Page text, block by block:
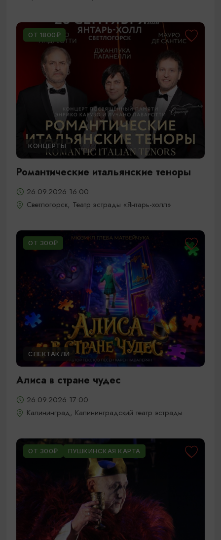
ОТ 1800₽
КОНЦЕРТЫ
Романтические итальянские теноры
26.09.2026 16:00
Светлогорск, Театр эстрады «Янтарь-холл»
ОТ 300₽
СПЕКТАКЛИ
Алиса в стране чудес
26.09.2026 17:00
Калининград, Калининградский театр эстрады
ОТ 300₽ ПУШКИНСКАЯ КАРТА